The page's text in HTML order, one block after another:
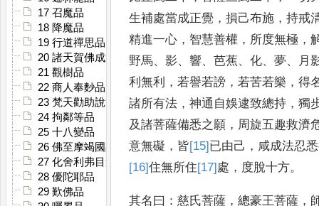
17 召魔品
18 降魔品
19 行道禪思品
20 諸天賀佛成道品
21 觀樹品
22 商人奉麨品
23 梵天勸助說法品
24 拘鄰等品
25 十八變品
26 佛至摩竭國品
27 化舍利弗目連品
28 優陀耶品
29 歎佛品
生補處當成正覺 ，損己布施 ，持戒
精進一心 ， 智慧善權 ， 所度無極 ，
野馬、影、響、芭蕉、化、夢、
月
利無利 ， 若譽若謗 ， 若苦若樂 ，得
諸所有法 ，神通自娛逮致總持 ，獨
及諸菩薩備悉之願 ， 周旋五趣救濟
意無礙 ， 皆[15]已由己 ， 咸成法忍
[16]住無所住[17]處 ， 度脫十方。
其名曰 ：慈氏菩薩 ，總豪王菩薩 ，